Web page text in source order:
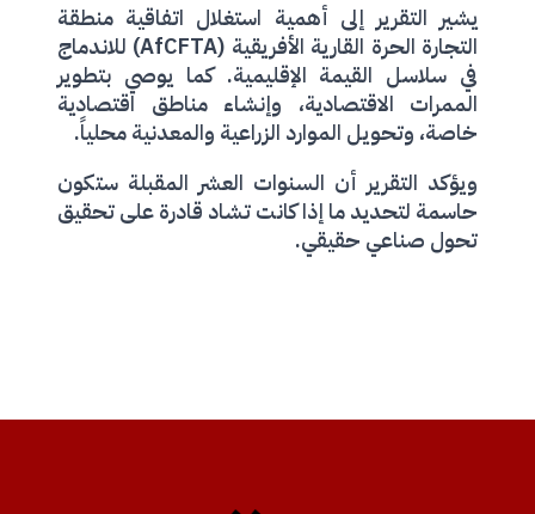
يشير التقرير إلى أهمية استغلال اتفاقية منطقة
التجارة الحرة القارية الأفريقية (AfCFTA) للاندماج
في سلاسل القيمة الإقليمية. كما يوصي بتطوير
الممرات الاقتصادية، وإنشاء مناطق اقتصادية
خاصة، وتحويل الموارد الزراعية والمعدنية محلياً.
ويؤكد التقرير أن السنوات العشر المقبلة ستكون
حاسمة لتحديد ما إذا كانت تشاد قادرة على تحقيق
تحول صناعي حقيقي.